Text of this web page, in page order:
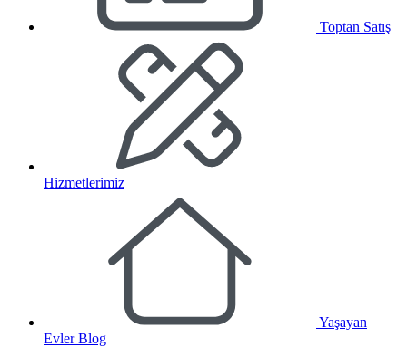
Toptan Satış
Hizmetlerimiz
Yaşayan
Evler Blog